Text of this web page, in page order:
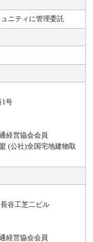
ニティに管理委託
1号
経営協会会員
(公社)全国宅地建物取
谷工芝二ビル
経営協会会員